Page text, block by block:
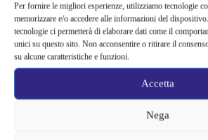
Per fornire le migliori esperienze, utilizziamo tecnologie
memorizzare e/o accedere alle informazioni del
tecnologie ci permetterà di elaborare dati come il
unici su questo sito. Non acconsentire o ritirare il
su alcune caratteristiche e funzioni.
Accetta
Nega